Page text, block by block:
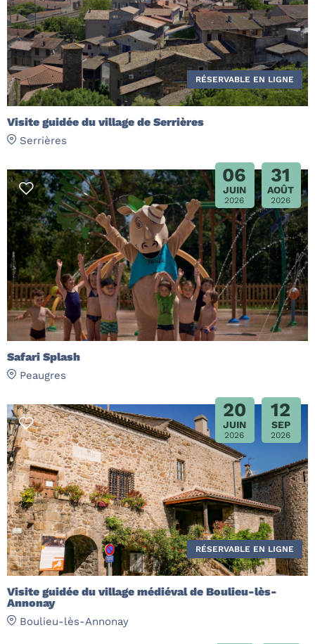
Visite guidée du village de Serrières
Serrières
RÉSERVABLE EN LIGNE
06
JUIN
2026
31
AOÛT
2026
Safari Splash
Peaugres
20
JUIN
2026
12
SEP
2026
Visite guidée du village médiéval de Boulieu-lès-
Annonay
Boulieu-lès-Annonay
RÉSERVABLE EN LIGNE